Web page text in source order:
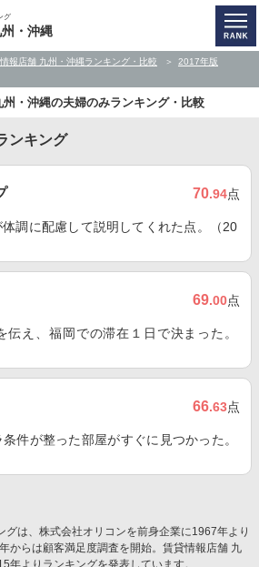
グ
・沖縄
報店舗 九州・沖縄ランキング・比較
2017年版
州・沖縄の夫婦のみランキング・比較
ンキング
70.94点
調に配慮して説明してくれた点。（20
69.00点
伝え、福岡での滞在１日で決まった。
66.63点
件が整った部屋がすぐに見つかった。
グは、株式会社オリコンを前身企業に1967年より
からは顧客満足度調査を開始。賃貸情報店舗 九
年よりランキングを発表しています。